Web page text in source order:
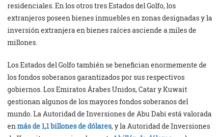
residenciales. En los otros tres Estados del Golfo, los
extranjeros poseen bienes inmuebles en zonas designadas y la
inversión extranjera en bienes raíces asciende a miles de
millones.
Los Estados del Golfo también se benefician enormemente de
los fondos soberanos garantizados por sus respectivos
gobiernos. Los Emiratos Árabes Unidos, Catar y Kuwait
gestionan algunos de los mayores fondos soberanos del
mundo. La Autoridad de Inversiones de Abu Dabi está valorada
enmás de 1,1 billones de dólares, y la Autoridad de Inversiones